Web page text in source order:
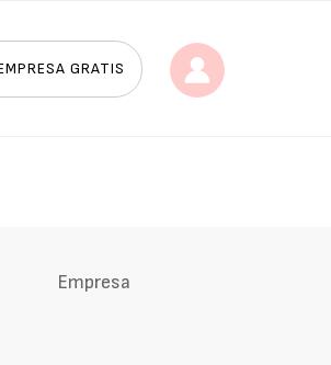
GRATIS
Empresa